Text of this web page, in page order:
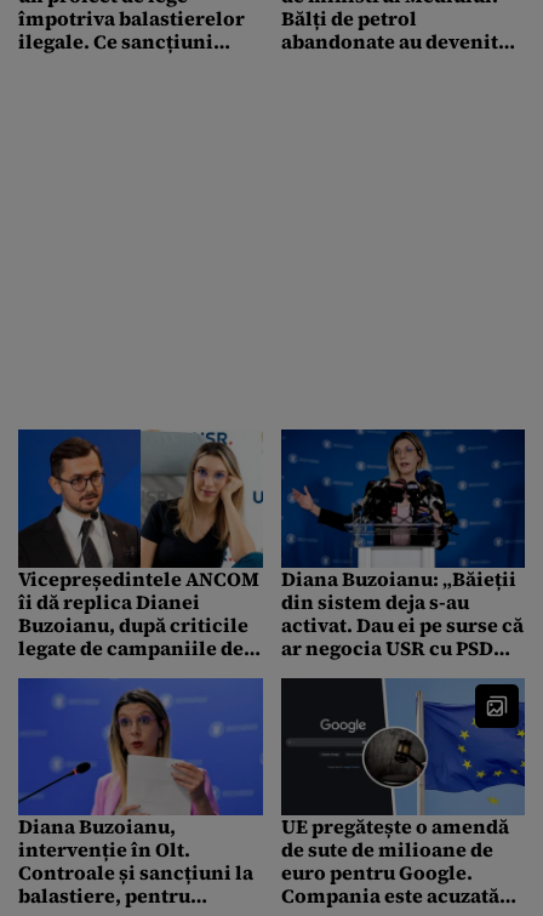
împotriva balastierelor
ilegale. Ce sancțiuni
Bălți de petrol
abandonate au devenit
Vicepreședintele ANCOM
îi dă replica Dianei
Buzoianu, după criticile
legate de campaniile de
doamnă ministru, CITIȚI
LEGEA!
Diana Buzoianu: „Băieții
din sistem deja s-au
activat. Dau ei pe surse că
ar negocia USR cu PSD
Diana Buzoianu,
intervenție în Olt.
Controale și sancțiuni la
balastiere, pentru
UE pregătește o amendă
de sute de milioane de
euro pentru Google.
Compania este acuzată